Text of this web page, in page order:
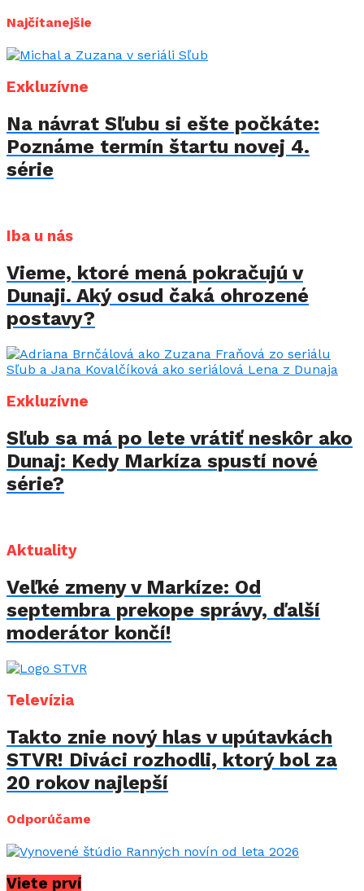
Najčítanejšie
Exkluzívne
Na návrat Sľubu si ešte počkáte:
Poznáme termín štartu novej 4.
série
Iba u nás
Vieme, ktoré mená pokračujú v
Dunaji. Aký osud čaká ohrozené
postavy?
Exkluzívne
Sľub sa má po lete vrátiť neskôr ako
Dunaj: Kedy Markíza spustí nové
série?
Aktuality
Veľké zmeny v Markíze: Od
septembra prekope správy, ďalší
moderátor končí!
Televízia
Takto znie nový hlas v upútavkách
STVR! Diváci rozhodli, ktorý bol za
20 rokov najlepší
Odporúčame
Viete prví